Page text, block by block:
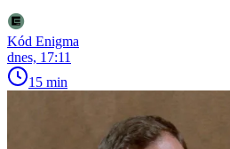
Kód Enigma
dnes, 17:11
15 min